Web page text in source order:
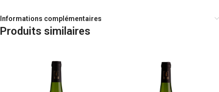
Informations complémentaires
Produits similaires